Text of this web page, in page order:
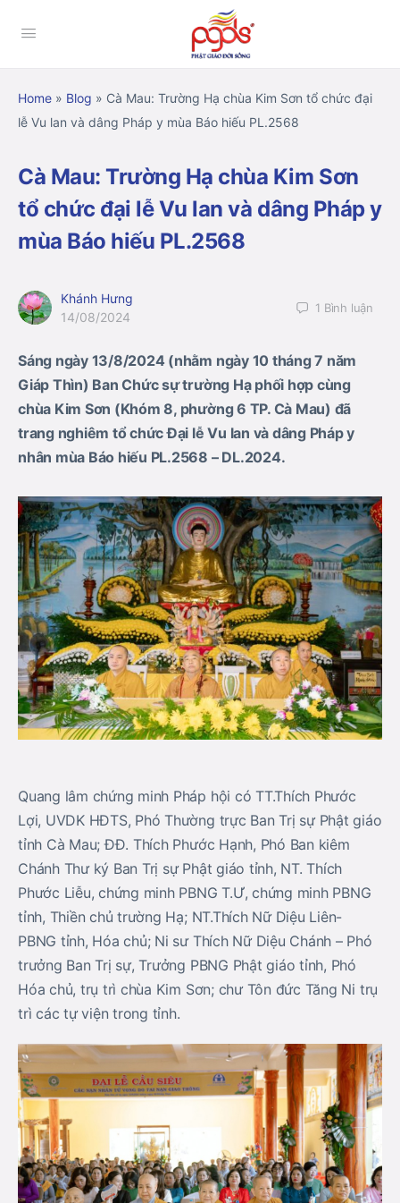
Home » Blog » Cà Mau: Trường Hạ chùa Kim Sơn tổ chức đại
lễ Vu lan và dâng Pháp y mùa Báo hiếu PL.2568
Cà Mau: Trường Hạ chùa Kim Sơn
tổ chức đại lễ Vu lan và dâng Pháp y
mùa Báo hiếu PL.2568
Khánh Hưng
14/08/2024
1 Bình luận
Sáng ngày 13/8/2024 (nhằm ngày 10 tháng 7 năm
Giáp Thìn) Ban Chức sự trường Hạ phối hợp cùng
chùa Kim Sơn (Khóm 8, phường 6 TP. Cà Mau) đã
trang nghiêm tổ chức Đại lễ Vu lan và dâng Pháp y
nhân mùa Báo hiếu PL.2568 – DL.2024.
Quang lâm chứng minh Pháp hội có TT.Thích Phước
Lợi, UVDK HĐTS, Phó Thường trực Ban Trị sự Phật giáo
tỉnh Cà Mau; ĐĐ. Thích Phước Hạnh, Phó Ban kiêm
Chánh Thư ký Ban Trị sự Phật giáo tỉnh, NT. Thích
Phước Liễu, chứng minh PBNG T.Ư, chứng minh PBNG
tỉnh, Thiền chủ trường Hạ; NT.Thích Nữ Diệu Liên-
PBNG tỉnh, Hóa chủ; Ni sư Thích Nữ Diệu Chánh – Phó
trưởng Ban Trị sự, Trưởng PBNG Phật giáo tỉnh, Phó
Hóa chủ, trụ trì chùa Kim Sơn; chư Tôn đức Tăng Ni trụ
trì các tự viện trong tỉnh.